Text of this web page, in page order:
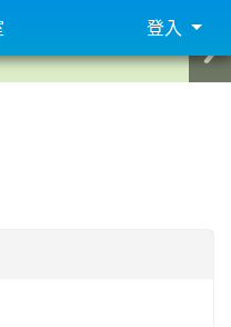
登入